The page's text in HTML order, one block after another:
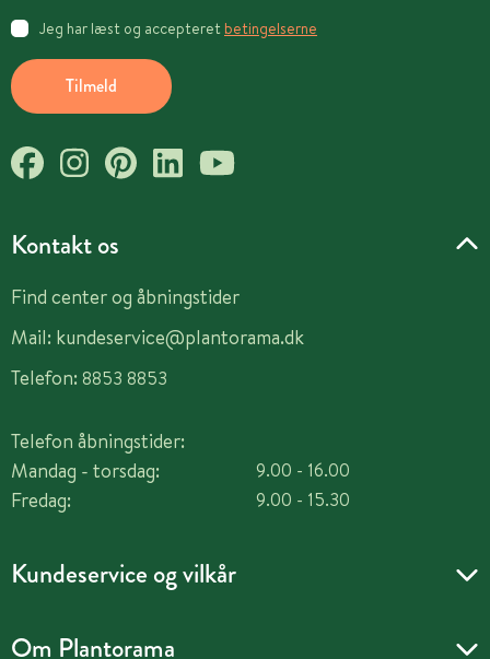
Kontakt os
Find center og åbningstider
Mail: kundeservice@plantorama.dk
Telefon: 8853 8853
Telefon åbningstider:
Mandag - torsdag:
Fredag:
9.00 - 16.00
9.00 - 15.30
Kundeservice og vilkår
Om Plantorama
Tilmeld
Jeg har læst og accepteret betingelserne